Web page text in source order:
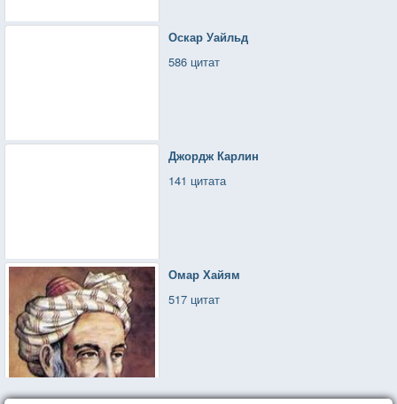
Оскар Уайльд
586 цитат
Джордж Карлин
141 цитата
Омар Хайям
517 цитат